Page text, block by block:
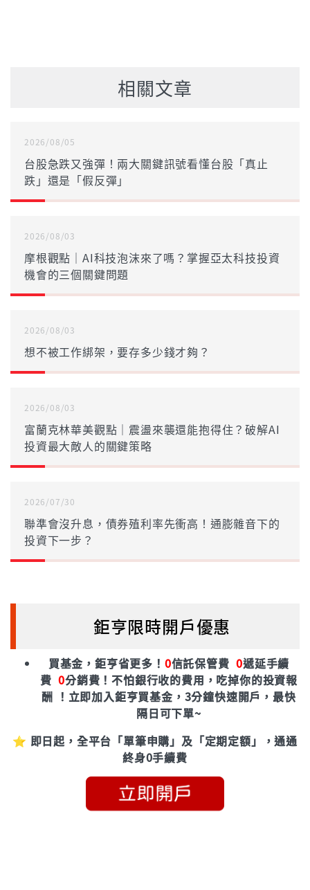
相關文章
2026/08/05
台股急跌又強彈！兩大關鍵訊號看懂台股「真止
跌」還是「假反彈」
2026/08/03
摩根觀點｜AI科技泡沫來了嗎？掌握亞太科技投資
機會的三個關鍵問題
2026/08/03
想不被工作綁架，要存多少錢才夠？
2026/08/03
富蘭克林華美觀點｜震盪來襲還能抱得住？破解AI
投資最大敵人的關鍵策略
2026/07/30
聯準會沒升息，債券殖利率先衝高！通膨雜音下的
投資下一步？
鉅亨限時開戶優惠
買基金，鉅亨省更多！ 0信託保管費0遞延手續
費0分銷費！不怕銀行收的費用，吃掉你的投資報
酬 ！立即加入鉅亨買基金，3分鐘快速開戶，最快
隔日可下單~
⭐ 即日起，全平台「單筆申購」及「定期定額」，通通
終身0手續費